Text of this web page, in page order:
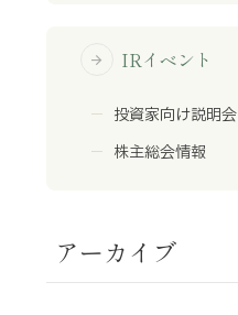
arrow_forward IRイベント
投資家向け説明会
株主総会情報
アーカイブ